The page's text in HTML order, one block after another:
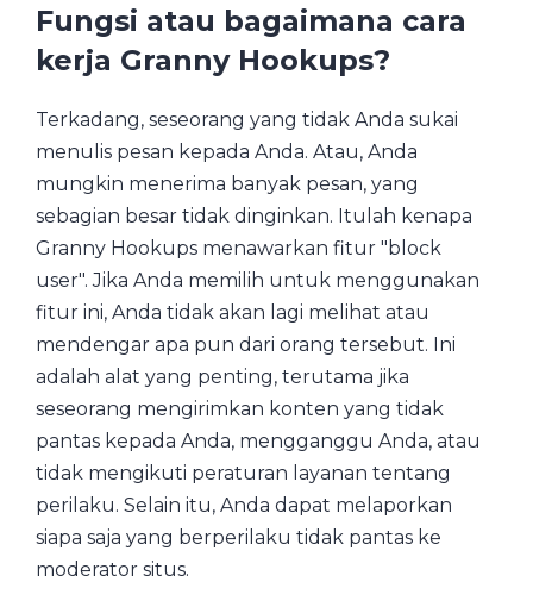
Fungsi atau bagaimana cara
kerja Granny Hookups?
Terkadang, seseorang yang tidak Anda sukai
menulis pesan kepada Anda. Atau, Anda
mungkin menerima banyak pesan, yang
sebagian besar tidak dinginkan. Itulah kenapa
Granny Hookups menawarkan fitur "block
user". Jika Anda memilih untuk menggunakan
fitur ini, Anda tidak akan lagi melihat atau
mendengar apa pun dari orang tersebut. Ini
adalah alat yang penting, terutama jika
seseorang mengirimkan konten yang tidak
pantas kepada Anda, mengganggu Anda, atau
tidak mengikuti peraturan layanan tentang
perilaku. Selain itu, Anda dapat melaporkan
siapa saja yang berperilaku tidak pantas ke
moderator situs.